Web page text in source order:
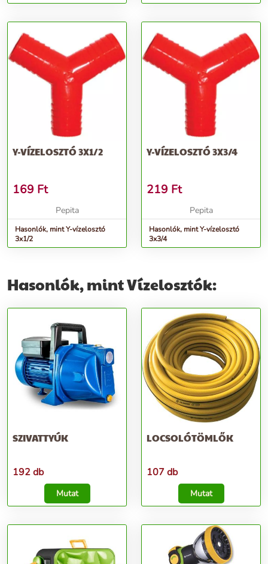
Y-VÍZELOSZTÓ 3X1/2
169 Ft
Pepita
Hasonlók, mint Y-vízelosztó
3x1/2
Y-VÍZELOSZTÓ 3X3/4
219 Ft
Pepita
Hasonlók, mint Y-vízelosztó
3x3/4
Hasonlók, mint Vízelosztók:
SZIVATTYÚK
192 db
Mutat
LOCSOLÓTÖMLŐK
107 db
Mutat